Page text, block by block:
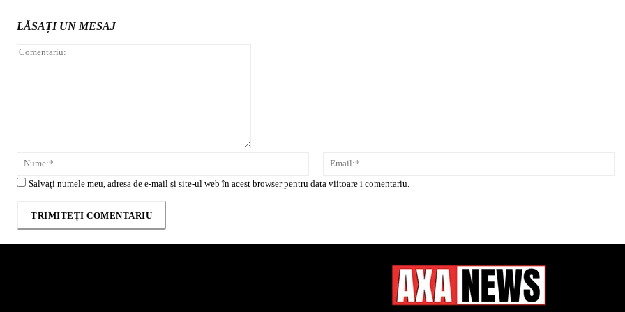
LĂSAȚI UN MESAJ
Nume:*
Salvați numele meu, adresa de e-mail și site-ul web în acest browser pentru data viitoare i comentariu.